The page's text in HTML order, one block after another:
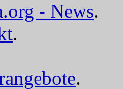
- News.
.
.